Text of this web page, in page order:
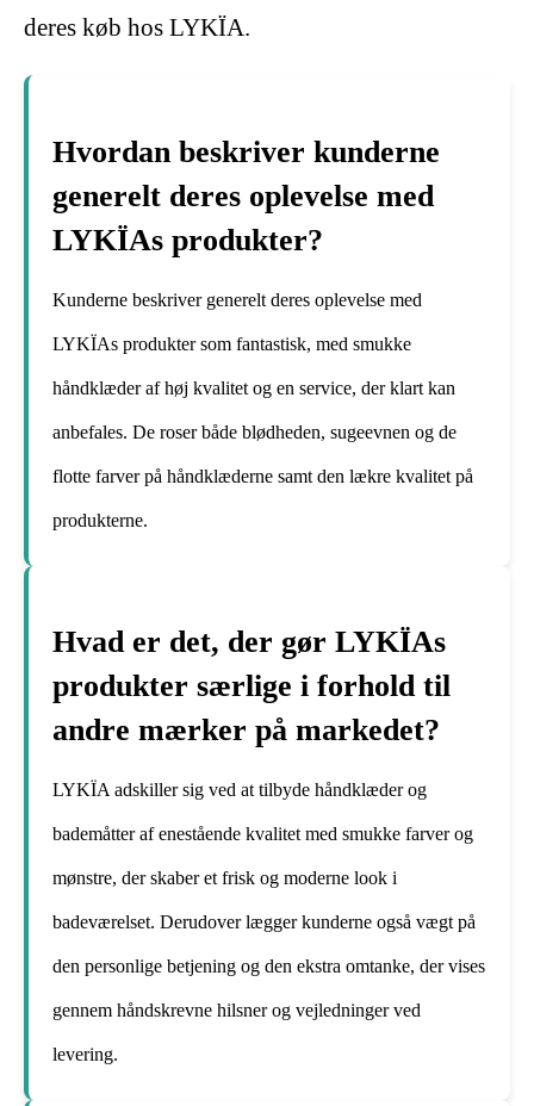
deres køb hos LYKÏA.
Hvordan beskriver kunderne
generelt deres oplevelse med
LYKÏAs produkter?
Kunderne beskriver generelt deres oplevelse med
LYKÏAs produkter som fantastisk, med smukke
håndklæder af høj kvalitet og en service, der klart kan
anbefales. De roser både blødheden, sugeevnen og de
flotte farver på håndklæderne samt den lækre kvalitet på
produkterne.
Hvad er det, der gør LYKÏAs
produkter særlige i forhold til
andre mærker på markedet?
LYKÏA adskiller sig ved at tilbyde håndklæder og
bademåtter af enestående kvalitet med smukke farver og
mønstre, der skaber et frisk og moderne look i
badeværelset. Derudover lægger kunderne også vægt på
den personlige betjening og den ekstra omtanke, der vises
gennem håndskrevne hilsner og vejledninger ved
levering.